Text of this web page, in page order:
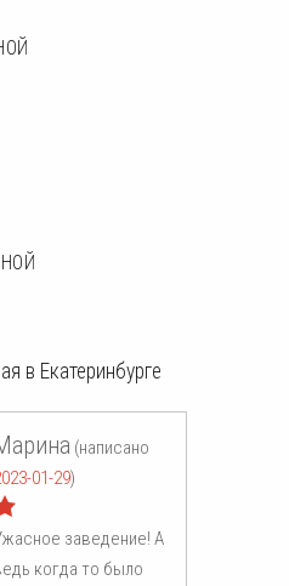
в Екатеринбурге
(написано
01-29)
заведение! А
когда то было